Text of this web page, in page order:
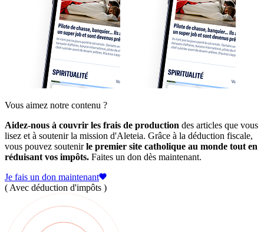
Vous aimez notre contenu ?
Aidez-nous à couvrir les frais de production des articles que vous
lisez et à soutenir la mission d'Aleteia. Grâce à la déduction fiscale,
vous pouvez soutenirle premier site catholique au monde tout en
réduisant vos impôts. Faites un don dès maintenant.
Je fais un don maintenant
( Avec déduction d'impôts )